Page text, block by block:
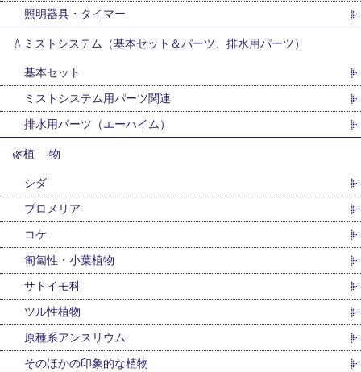
照明器具・タイマー
💧ミストシステム（基本セット＆パーツ、排水用パーツ）
基本セット
ミストシステム用パーツ関連
排水用パーツ（エーハイム）
🌿植 物
シダ
ブロメリア
コケ
匍匐性・小葉植物
サトイモ科
ツル性植物
原種系アンスリウム
そのほかの印象的な植物